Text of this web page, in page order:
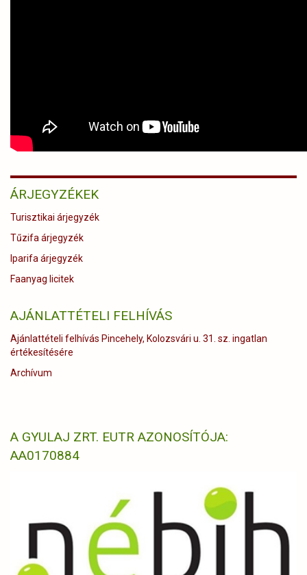
ÁRJEGYZÉKEK
Turisztikai árjegyzék
Tűzifa árjegyzék
Iparifa árjegyzék
Faanyag licitek
AJÁNLATTÉTELI FELHÍVÁS
Ajánlattételi felhívás Pincehely, Kolozsvári u. 31. sz. ingatlan
értékesítésére
Archívum
A GYULAJ ZRT. EUTR AZONOSÍTÓJA:
AA0170884